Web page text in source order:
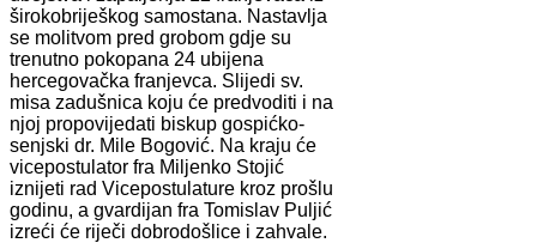
širokobriješkog samostana. Nastavlja
se molitvom pred grobom gdje su
trenutno pokopana 24 ubijena
hercegovačka franjevca. Slijedi sv.
misa zadušnica koju će predvoditi i na
njoj propovijedati biskup gospićko-
senjski dr. Mile Bogović. Na kraju će
vicepostulator fra Miljenko Stojić
iznijeti rad Vicepostulature kroz prošlu
godinu, a gvardijan fra Tomislav Puljić
izreći će riječi dobrodošlice i zahvale.